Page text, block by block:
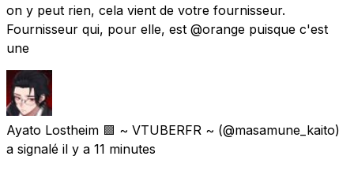
on y peut rien, cela vient de votre fournisseur.
Fournisseur qui, pour elle, est @orange puisque c'est
une
Ayato Lostheim 🟪 ~ VTUBERFR ~ (@masamune_kaito)
a signalé il y a 11 minutes